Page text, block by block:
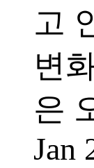
고
변
은
Jan